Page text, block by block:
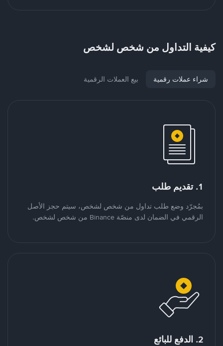
كيفية التداول من شخص لشخص
شراء عملات رقمية بيع العملات الرقمية
1. تقديم طلب
بمُجرّد وضع طلب تداول من شخص لشخص، سيتم حجز الأصل
الرقمي في الضمان لدى منصّة Binance من شخص لشخص.
2. الدفع للبائع